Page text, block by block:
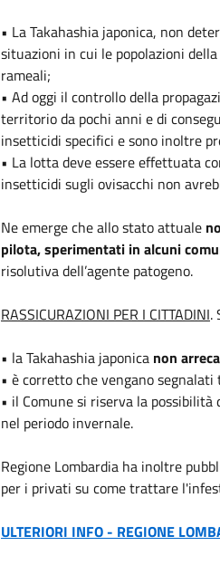
• La Takahashia japonica, non
situazioni in cui le popolazioni
rameali;
• Ad oggi il controllo della
territorio da pochi anni e di
insetticidi specifici e sono inoltre
• La lotta deve essere effettuata
insetticidi sugli ovisacchi non
Ne emerge che allo stato attuale
pilota, sperimentati in alcuni
risolutiva dell’agente patogeno.
RASSICURAZIONI PER I CITTADINI.
• la Takahashia japonica non
• è corretto che vengano
• il Comune si riserva la
nel periodo invernale.
Regione Lombardia ha inoltre
per i privati su come trattare
ULTERIORI INFO - REGIONE